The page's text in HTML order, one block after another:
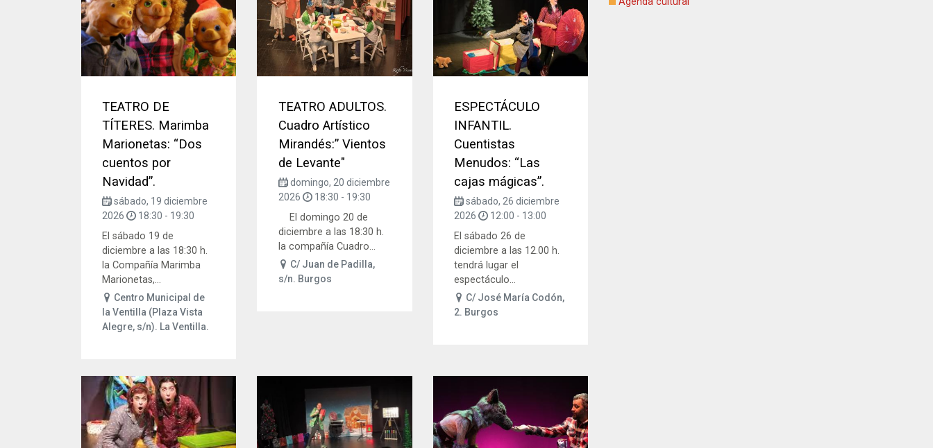
TEATRO DE
TÍTERES. Marimba
Marionetas: “Dos
cuentos por
Navidad”.
sábado, 19 diciembre
2026
18:30 - 19:30
El sábado 19 de
diciembre a las 18:30 h.
la Compañía Marimba
Marionetas,...
Centro Municipal de
la Ventilla (Plaza Vista
Alegre, s/n). La Ventilla.
TEATRO ADULTOS.
Cuadro Artístico
Mirandés:” Vientos
de Levante"
domingo, 20 diciembre
2026
18:30 - 19:30
El domingo 20 de
diciembre a las 18:30 h.
la compañía Cuadro...
C/ Juan de Padilla,
s/n. Burgos
ESPECTÁCULO
INFANTIL.
Cuentistas
Menudos: “Las
cajas mágicas”.
sábado, 26 diciembre
2026
12:00 - 13:00
El sábado 26 de
diciembre a las 12.00 h.
tendrá lugar el
espectáculo...
C/ José María Codón,
2. Burgos